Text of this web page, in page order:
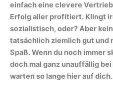
einfach eine clevere
Erfolg aller profitiert. Klingt
sozialistisch, oder? Aber
tatsächlich ziemlich gut und
Spaß. Wenn du noch immer
doch mal ganz unauffällig bei
warten so lange hier auf dich.